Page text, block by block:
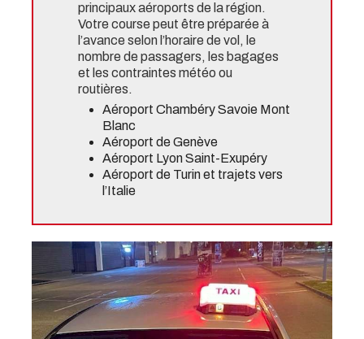
principaux aéroports de la région.
Votre course peut être préparée à
l’avance selon l’horaire de vol, le
nombre de passagers, les bagages
et les contraintes météo ou
routières.
Aéroport Chambéry Savoie Mont
Blanc
Aéroport de Genève
Aéroport Lyon Saint-Exupéry
Aéroport de Turin et trajets vers
l’Italie